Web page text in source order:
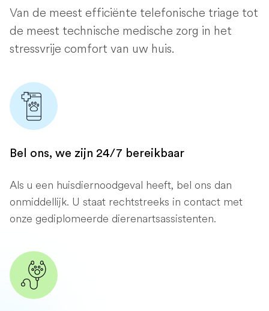
Van de meest efficiënte telefonische triage tot
de meest technische medische zorg in het
stressvrije comfort van uw huis.
Bel ons, we zijn 24/7 bereikbaar
Als u een huisdiernoodgeval heeft, bel ons dan
onmiddellijk. U staat rechtstreeks in contact met
onze gediplomeerde dierenartsassistenten.